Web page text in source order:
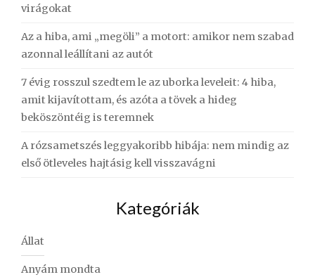
virágokat
Az a hiba, ami „megöli” a motort: amikor nem szabad
azonnal leállítani az autót
7 évig rosszul szedtem le az uborka leveleit: 4 hiba,
amit kijavítottam, és azóta a tövek a hideg
beköszöntéig is teremnek
A rózsametszés leggyakoribb hibája: nem mindig az
első ötleveles hajtásig kell visszavágni
Kategóriák
Állat
Anyám mondta